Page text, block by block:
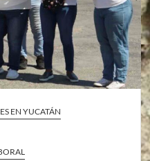
EN YUCATÁN